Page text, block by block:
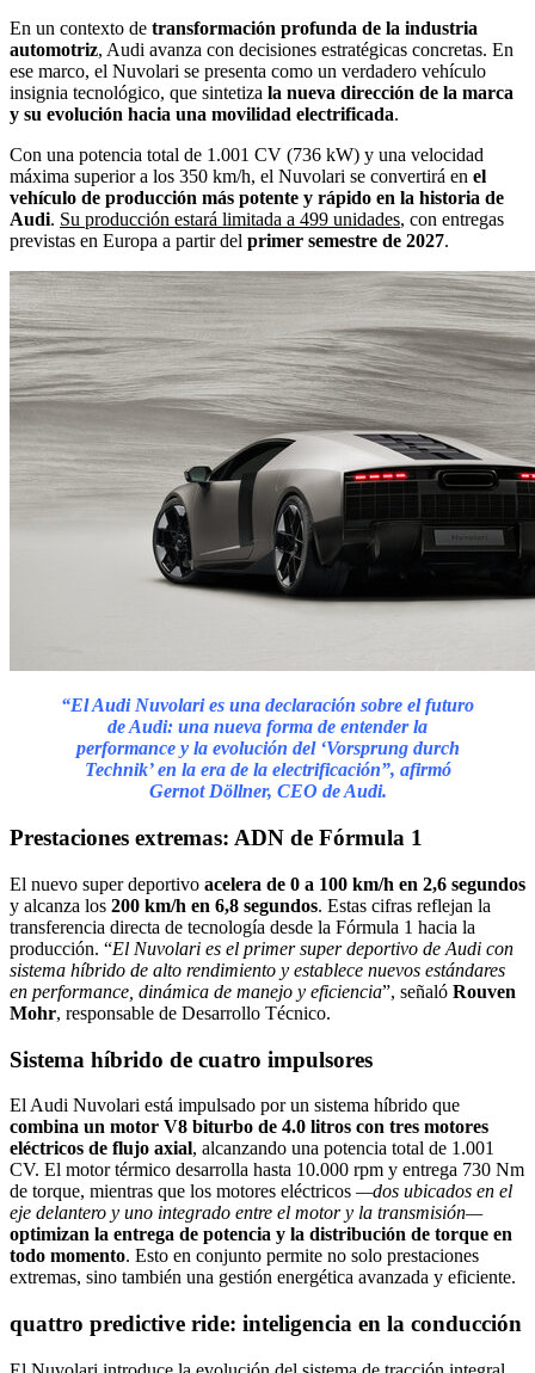
En un contexto de transformación profunda de la industria
automotriz, Audi avanza con decisiones estratégicas concretas. En
ese marco, el Nuvolari se presenta como un verdadero vehículo
insignia tecnológico, que sintetiza la nueva dirección de la marca
y su evolución hacia una movilidad electrificada.
Con una potencia total de 1.001 CV (736 kW) y una velocidad
máxima superior a los 350 km/h, el Nuvolari se convertirá en el
vehículo de producción más potente y rápido en la historia de
Audi. Su producción estará limitada a 499 unidades, con entregas
previstas en Europa a partir del primer semestre de 2027.
“El Audi Nuvolari es una declaración sobre el futuro
de Audi: una nueva forma de entender la
performance y la evolución del ‘Vorsprung durch
Technik’ en la era de la electrificación”, afirmó
Gernot Döllner, CEO de Audi.
Prestaciones extremas: ADN de Fórmula 1
El nuevo super deportivo acelera de 0 a 100 km/h en 2,6 segundos
y alcanza los 200 km/h en 6,8 segundos. Estas cifras reflejan la
transferencia directa de tecnología desde la Fórmula 1 hacia la
producción. “El Nuvolari es el primer super deportivo de Audi con
sistema híbrido de alto rendimiento y establece nuevos estándares
en performance, dinámica de manejo y eficiencia”, señaló Rouven
Mohr, responsable de Desarrollo Técnico.
Sistema híbrido de cuatro impulsores
El Audi Nuvolari está impulsado por un sistema híbrido que
combina un motor V8 biturbo de 4.0 litros con tres motores
eléctricos de flujo axial, alcanzando una potencia total de 1.001
CV. El motor térmico desarrolla hasta 10.000 rpm y entrega 730 Nm
de torque, mientras que los motores eléctricos —dos ubicados en el
eje delantero y uno integrado entre el motor y la transmisión—
optimizan la entrega de potencia y la distribución de torque en
todo momento. Esto en conjunto permite no solo prestaciones
extremas, sino también una gestión energética avanzada y eficiente.
quattro predictive ride: inteligencia en la conducción